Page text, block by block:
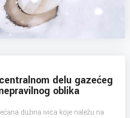
delu gazećeg
oblika
dužina ivica koje naležu na